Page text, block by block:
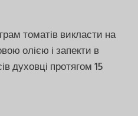
томатів викласти на
олією і запекти в
духовці протягом 15